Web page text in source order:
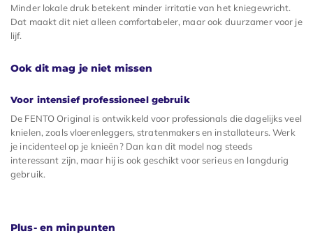
Minder lokale druk betekent minder irritatie van het kniegewricht.
Dat maakt dit niet alleen comfortabeler, maar ook duurzamer voor je
lijf.
Ook dit mag je niet missen
Voor intensief professioneel gebruik
De FENTO Original is ontwikkeld voor professionals die dagelijks veel
knielen, zoals vloerenleggers, stratenmakers en installateurs. Werk
je incidenteel op je knieën? Dan kan dit model nog steeds
interessant zijn, maar hij is ook geschikt voor serieus en langdurig
gebruik.
Plus- en minpunten